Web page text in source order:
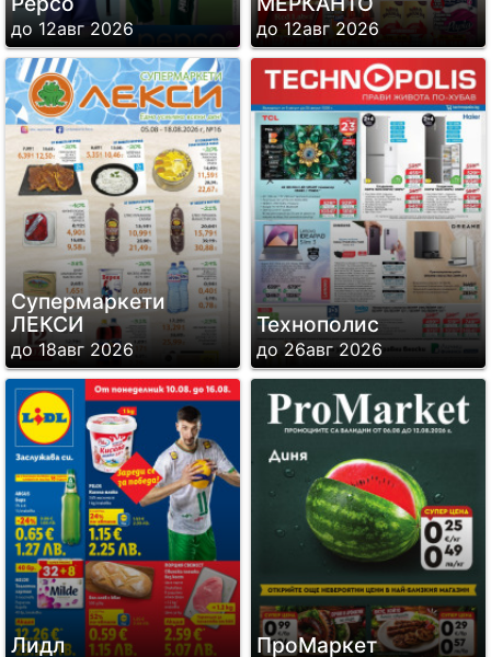
до 12авг 2026 до 12авг 2026
Супермаркети
ЛЕКСИ
до 18авг 2026
Технополис
до 26авг 2026
Лидл ПроМаркет